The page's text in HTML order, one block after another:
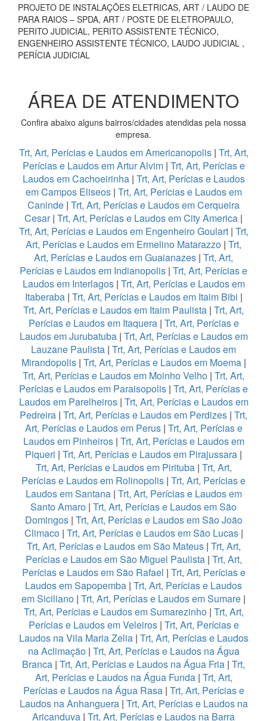
PROJETO DE INSTALAÇÕES ELETRICAS, ART / LAUDO DE
PARA RAIOS – SPDA, ART / POSTE DE ELETROPAULO,
PERITO JUDICIAL, PERITO ASSISTENTE TÉCNICO,
ENGENHEIRO ASSISTENTE TÉCNICO, LAUDO JUDICIAL ,
PERÍCIA JUDICIAL
ÁREA DE ATENDIMENTO
Confira abaixo alguns bairros/cidades atendidas pela nossa
empresa.
Trt, Art, Perícias e Laudos em Americanopolis | Trt, Art,
Perícias e Laudos em Artur Alvim | Trt, Art, Perícias e
Laudos em Cachoeirinha| Trt, Art, Perícias e Laudos
em Campos Eliseos | Trt, Art, Perícias e Laudos em
Caninde | Trt, Art, Perícias e Laudos em Cerqueira
Cesar| Trt, Art, Perícias e Laudos em City America |
Trt, Art, Perícias e Laudos em Engenheiro Goulart | Trt,
Art, Perícias e Laudos em Ermelino Matarazzo | Trt,
Art, Perícias e Laudos em Guaianazes | Trt, Art,
Perícias e Laudos em Indianopolis | Trt, Art, Perícias e
Laudos em Interlagos| Trt, Art, Perícias e Laudos em
Itaberaba| Trt, Art, Perícias e Laudos em Itaim Bibi |
Trt, Art, Perícias e Laudos em Itaim Paulista | Trt, Art,
Perícias e Laudos em Itaquera| Trt, Art, Perícias e
Laudos em Jurubatuba| Trt, Art, Perícias e Laudos em
Lauzane Paulista | Trt, Art, Perícias e Laudos em
Mirandopolis| Trt, Art, Perícias e Laudos em Moema|
Trt, Art, Perícias e Laudos em Moinho Velho | Trt, Art,
Perícias e Laudos em Paraisopolis | Trt, Art, Perícias e
Laudos em Parelheiros| Trt, Art, Perícias e Laudos em
Pedreira | Trt, Art, Perícias e Laudos em Perdizes | Trt,
Art, Perícias e Laudos em Perus| Trt, Art, Perícias e
Laudos em Pinheiros| Trt, Art, Perícias e Laudos em
Piqueri | Trt, Art, Perícias e Laudos em Pirajussara |
Trt, Art, Perícias e Laudos em Pirituba| Trt, Art,
Perícias e Laudos em Rolinopolis | Trt, Art, Perícias e
Laudos em Santana| Trt, Art, Perícias e Laudos em
Santo Amaro | Trt, Art, Perícias e Laudos em São
Domingos| Trt, Art, Perícias e Laudos em São João
Climaco| Trt, Art, Perícias e Laudos em São Lucas|
Trt, Art, Perícias e Laudos em São Mateus | Trt, Art,
Perícias e Laudos em São Miguel Paulista| Trt, Art,
Perícias e Laudos em São Rafael | Trt, Art, Perícias e
Laudos em Sapopemba | Trt, Art, Perícias e Laudos
em Siciliano | Trt, Art, Perícias e Laudos em Sumare |
Trt, Art, Perícias e Laudos em Sumarezinho| Trt, Art,
Perícias e Laudos em Veleiros| Trt, Art, Perícias e
Laudos na Vila Maria Zelia| Trt, Art, Perícias e Laudos
na Aclimação| Trt, Art, Perícias e Laudos na Água
Branca | Trt, Art, Perícias e Laudos na Água Fria | Trt,
Art, Perícias e Laudos na Água Funda| Trt, Art,
Perícias e Laudos na Água Rasa | Trt, Art, Perícias e
Laudos na Anhanguera| Trt, Art, Perícias e Laudos na
Aricanduva | Trt, Art, Perícias e Laudos na Barra